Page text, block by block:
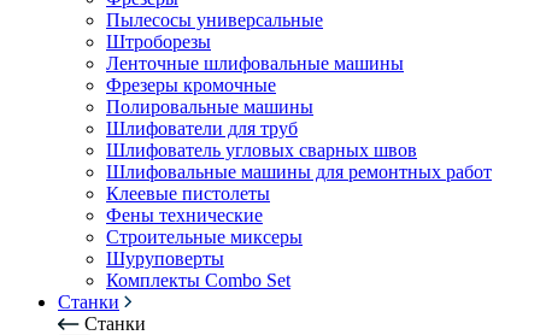
Пылесосы универсальные
Штроборезы
Ленточные шлифовальные машины
Фрезеры кромочные
Полировальные машины
Шлифователи для труб
Шлифователь угловых сварных швов
Шлифовальные машины для ремонтных работ
Клеевые пистолеты
Фены технические
Строительные миксеры
Шуруповерты
Комплекты Combo Set
Станки
Станки